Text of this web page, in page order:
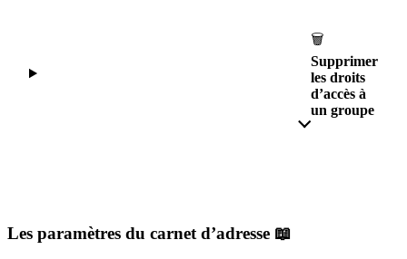
🗑
Supprimer
les droits
d’accès à
un groupe
Les paramètres du carnet d’adresse 📖